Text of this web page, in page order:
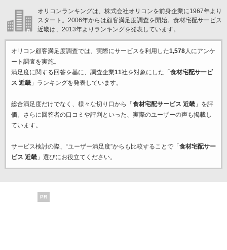
オリコンランキングは、株式会社オリコンを前身企業に1967年より
スタート。2006年からは顧客満足度調査を開始。食材宅配サービス
近畿は、2013年よりランキングを発表しています。
オリコン顧客満足度調査では、実際にサービスを利用した1,578人にアンケ
ート調査を実施。
満足度に関する回答を基に、調査企業11社を対象にした「 食材宅配サービ
ス 近畿」ランキングを発表しています。
総合満足度だけでなく、様々な切り口から「 食材宅配サービス 近畿」を評
価。さらに回答者の口コミや評判といった、実際のユーザーの声も掲載し
ています。
サービス検討の際、“ユーザー満足度”からも比較することで「 食材宅配サー
ビス 近畿」選びにお役立てください。
PR